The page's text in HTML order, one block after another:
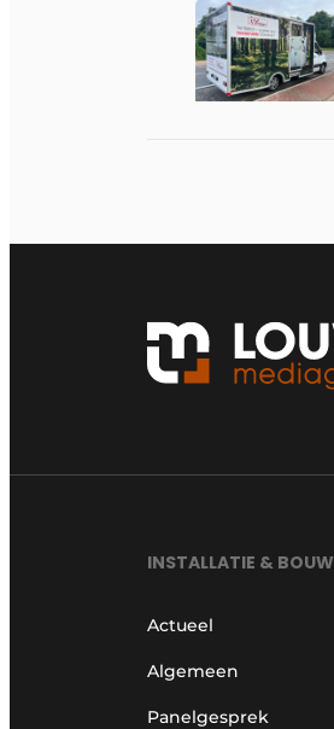
INSTALLATIE & BOUW
Actueel
Algemeen
Panelgesprek